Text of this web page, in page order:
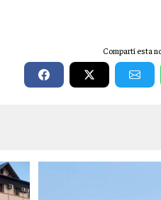
Compartí esta